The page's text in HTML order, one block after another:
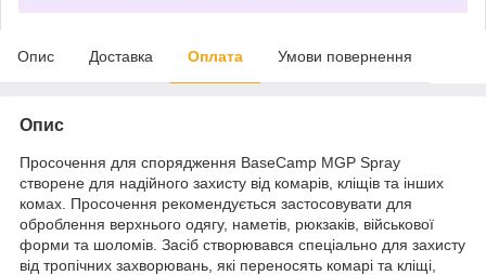
Опис Доставка Оплата Умови повернення
Опис
Просочення для спорядження BaseCamp MGP Spray
створене для надійного захисту від комарів, кліщів та інших
комах. Просочення рекомендується застосовувати для
оброблення верхнього одягу, наметів, рюкзаків, військової
форми та шоломів. Засіб створювався спеціально для захисту
від тропічних захворювань, які переносять комарі та кліщі,